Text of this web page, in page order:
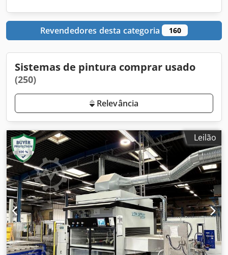
Revendedores desta categoria 160
Sistemas de pintura comprar usado
(250)
Relevância
Leilão